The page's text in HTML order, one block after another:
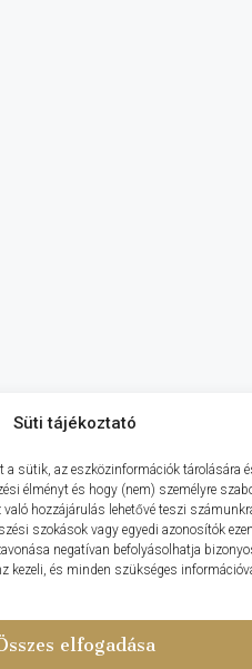
Süti tájékoztató
sütik, az eszközinformációk tárolására
élményt és hogy (nem) személyre
hozzájárulás lehetővé teszi
szokások vagy egyedi azonosítók
negatívan befolyásolhatja
kezeli, és minden szükséges
elfogadása